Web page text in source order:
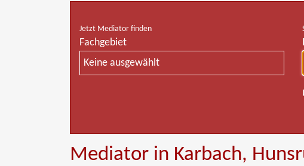
Jetzt Mediator finden
Fachgebiet
Keine ausgewählt
Mediator in Karbach,